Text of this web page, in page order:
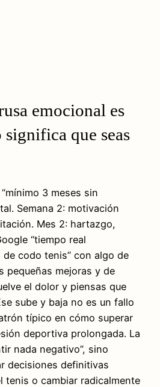
emocional es
que seas
3 meses sin
Semana 2: motivación
Mes 2: hartazgo,
“tiempo real
codo tenis” con algo de
pequeñas mejoras y de
el dolor y piensas que
sube y baja no es un fallo
típico en cómo superar
deportiva prolongada. La
nada negativo”, sino
decisiones definitivas
tenis o cambiar radicalmente